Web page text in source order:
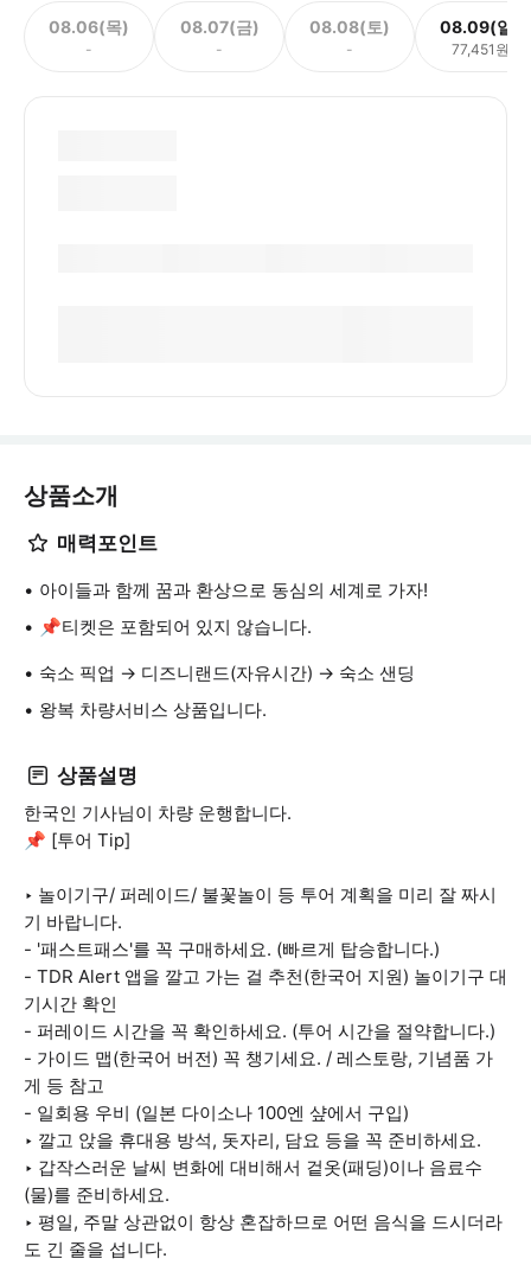
08.06(목)
-
08.07(금)
-
08.08(토)
-
08.09(일)
77,451원
상품소개
매력포인트
아이들과 함께 꿈과 환상으로 동심의 세계로 가자!
📌티켓은 포함되어 있지 않습니다.
숙소 픽업 → 디즈니랜드(자유시간) → 숙소 샌딩
왕복 차량서비스 상품입니다.
상품설명
한국인 기사님이 차량 운행합니다.
📌 [투어 Tip]
‣ 놀이기구/ 퍼레이드/ 불꽃놀이 등 투어 계획을 미리 잘 짜시
기 바랍니다.
- '패스트패스'를 꼭 구매하세요. (빠르게 탑승합니다.)
- TDR Alert 앱을 깔고 가는 걸 추천(한국어 지원) 놀이기구 대
기시간 확인
- 퍼레이드 시간을 꼭 확인하세요. (투어 시간을 절약합니다.)
- 가이드 맵(한국어 버전) 꼭 챙기세요. / 레스토랑, 기념품 가
게 등 참고
- 일회용 우비 (일본 다이소나 100엔 샾에서 구입)
‣ 깔고 앉을 휴대용 방석, 돗자리, 담요 등을 꼭 준비하세요.
‣ 갑작스러운 날씨 변화에 대비해서 겉옷(패딩)이나 음료수
(물)를 준비하세요.
‣ 평일, 주말 상관없이 항상 혼잡하므로 어떤 음식을 드시더라
도 긴 줄을 섭니다.